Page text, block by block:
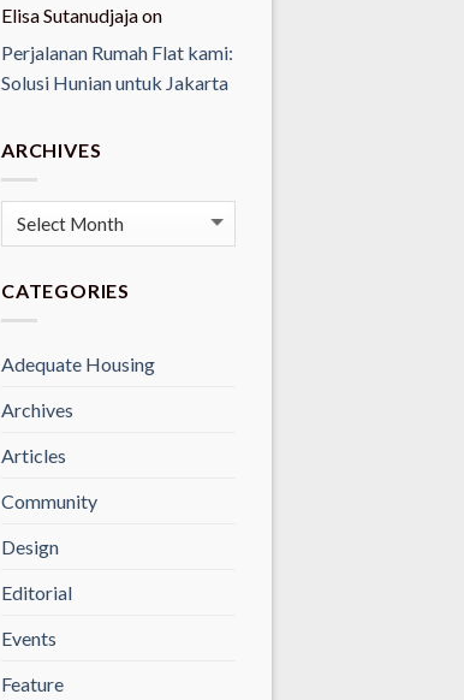
Elisa Sutanudjajaon
Perjalanan Rumah Flat kami:
Solusi Hunian untuk Jakarta
ARCHIVES
Archives
CATEGORIES
Adequate Housing
Archives
Articles
Community
Design
Editorial
Events
Feature